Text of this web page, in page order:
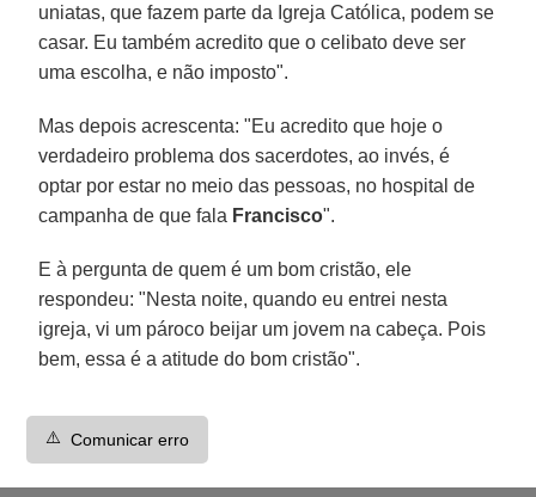
uniatas, que fazem parte da Igreja Católica, podem se
casar. Eu também acredito que o celibato deve ser
uma escolha, e não imposto".
Mas depois acrescenta: "Eu acredito que hoje o
verdadeiro problema dos sacerdotes, ao invés, é
optar por estar no meio das pessoas, no hospital de
campanha de que fala Francisco".
E à pergunta de quem é um bom cristão, ele
respondeu: "Nesta noite, quando eu entrei nesta
igreja, vi um pároco beijar um jovem na cabeça. Pois
bem, essa é a atitude do bom cristão".
⚠️ Comunicar erro